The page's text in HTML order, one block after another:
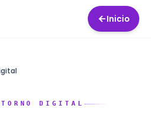
Inicio
DIGITAL